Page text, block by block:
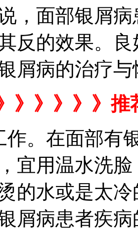
，面部银屑
反的效果。
屑病的治疗与
》》》》》推
作。在面部有
宜用温水洗
的水或是太
屑病患者疾